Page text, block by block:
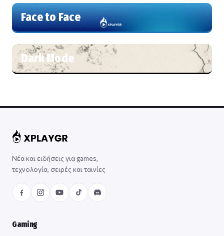
Face to Face
Dark Mode
Νέα και ειδήσεις για games,
τεχνολογία, σειρές και ταινίες
Gaming